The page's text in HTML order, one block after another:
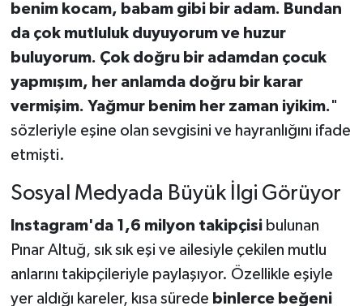
benim kocam, babam gibi bir adam. Bundan
da çok mutluluk duyuyorum ve huzur
buluyorum. Çok doğru bir adamdan çocuk
yapmışım, her anlamda doğru bir karar
vermişim. Yağmur benim her zaman iyikim."
sözleriyle eşine olan sevgisini ve hayranlığını ifade
etmişti.
Sosyal Medyada Büyük İlgi Görüyor
Instagram'da 1,6 milyon takipçisibulunan
Pınar Altuğ, sık sık eşi ve ailesiyle çekilen mutlu
anlarını takipçileriyle paylaşıyor. Özellikle eşiyle
yer aldığı kareler, kısa sürede binlerce beğeni